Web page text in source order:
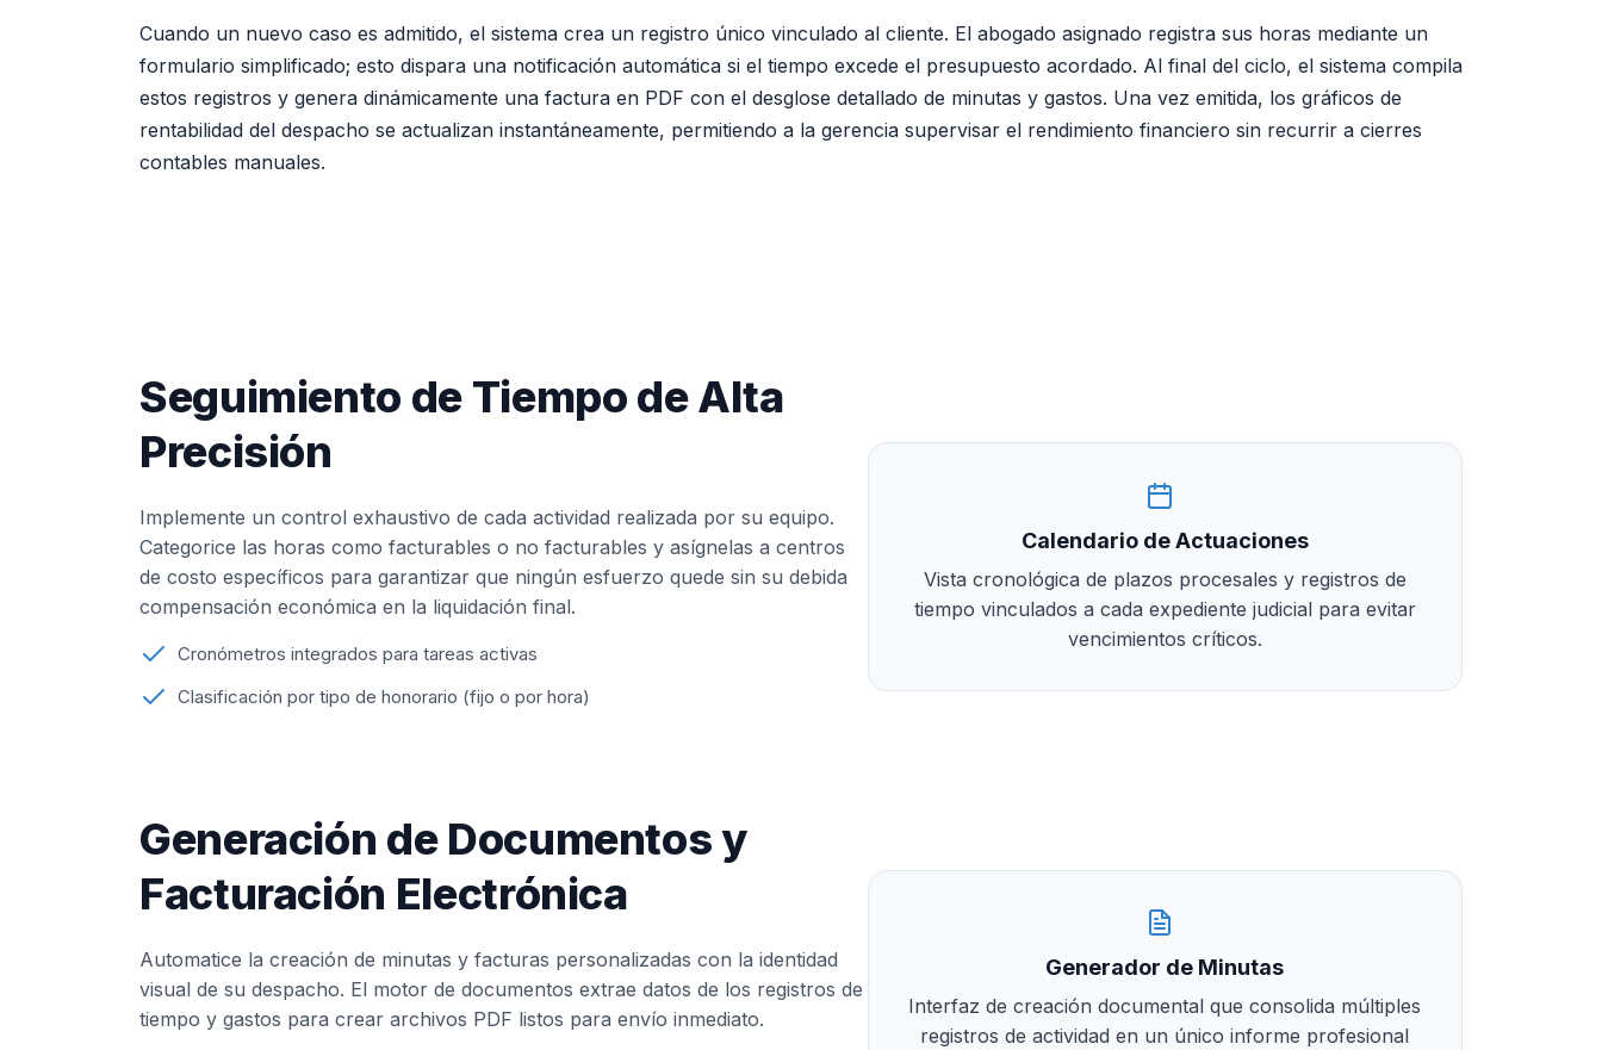
Cuando un nuevo caso es admitido, el sistema crea un registro único vinculado al cliente. El abogado asignado registra sus horas mediante un
formulario simplificado; esto dispara una notificación automática si el tiempo excede el presupuesto acordado. Al final del ciclo, el sistema compila
estos registros y genera dinámicamente una factura en PDF con el desglose detallado de minutas y gastos. Una vez emitida, los gráficos de
rentabilidad del despacho se actualizan instantáneamente, permitiendo a la gerencia supervisar el rendimiento financiero sin recurrir a cierres
contables manuales.
Seguimiento de Tiempo de Alta
Precisión
Implemente un control exhaustivo de cada actividad realizada por su equipo.
Categorice las horas como facturables o no facturables y asígnelas a centros
de costo específicos para garantizar que ningún esfuerzo quede sin su debida
compensación económica en la liquidación final.
Cronómetros integrados para tareas activas
Clasificación por tipo de honorario (fijo o por hora)
Calendario de Actuaciones
Vista cronológica de plazos procesales y registros de
tiempo vinculados a cada expediente judicial para evitar
vencimientos críticos.
Generación de Documentos y
Facturación Electrónica
Automatice la creación de minutas y facturas personalizadas con la identidad
visual de su despacho. El motor de documentos extrae datos de los registros de
tiempo y gastos para crear archivos PDF listos para envío inmediato.
Generador de Minutas
Interfaz de creación documental que consolida múltiples
registros de actividad en un único informe profesional